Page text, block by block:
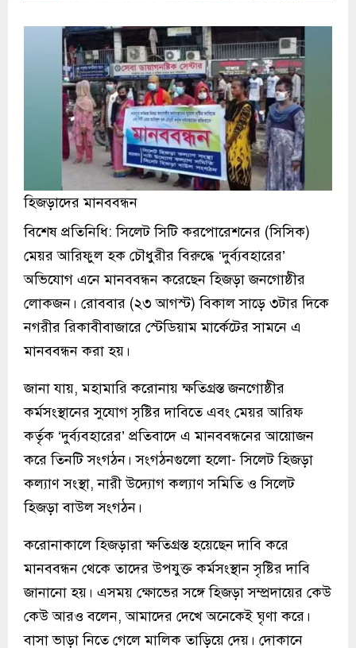
হিজড়াদের মানববন্ধন
বিশেষ প্রতিনিধি: সিলেট সিটি করপোরেশনের (সিসিক)
মেয়র আরিফুল হক চৌধুরীর বিরুদ্ধে ‘দুর্ব্যবহারের’
অভিযোগ এনে মানববন্ধন করেছেন হিজড়া জনগোষ্ঠীর
লোকজন। রোববার (২৩ আগস্ট) বিকাল সাড়ে ৩টার দিকে
নগরীর রিকাবীবাজারে স্টেডিয়াম মার্কেটের সামনে এ
মানববন্ধন করা হয়।
জানা যায়, মহামারি করোনায় ক্ষতিগ্রস্ত জনগোষ্ঠীর
কর্মসংস্থানের সুযোগ সৃষ্টির দাবিতে এবং মেয়র আরিফ
কর্তৃক ‘দুর্ব্যবহারের’ প্রতিবাদে এ মানববন্ধনের আয়োজন
করে তিনটি সংগঠন। সংগঠনগুলো হলো- সিলেট হিজড়া
কল্যাণ সংস্থা, নারী উদ্যোগ কল্যাণ সমিতি ও সিলেট
হিজড়া বাউল সংগঠন।
করোনাকালে হিজড়ারা ক্ষতিগ্রস্ত হয়েছেন দাবি করে
মানববন্ধন থেকে তাদের উপযুক্ত কর্মসংস্থান সৃষ্টির দাবি
জানানো হয়। এসময় ক্ষোভের সঙ্গে হিজড়া সম্প্রদায়ের কেউ
কেউ আরও বলেন, আমাদের দেখে অনেকেই ঘৃণা করে।
বাসা ভাড়া নিতে গেলে মালিক তাড়িয়ে দেয়। দোকানে